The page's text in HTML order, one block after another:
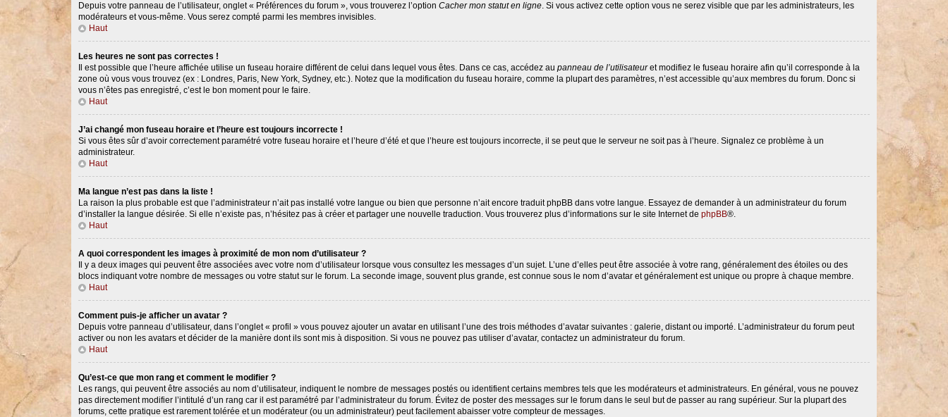
Depuis votre panneau de l’utilisateur, onglet « Préférences du forum », vous trouverez l’option Cacher mon statut en ligne. Si vous activez cette option vous ne serez visible que par les administrateurs, les
modérateurs et vous-même. Vous serez compté parmi les membres invisibles.
Haut
Les heures ne sont pas correctes !
Il est possible que l’heure affichée utilise un fuseau horaire différent de celui dans lequel vous êtes. Dans ce cas, accédez au panneau de l’utilisateuret modifiez le fuseau horaire afin qu’il corresponde à la
zone où vous vous trouvez (ex : Londres, Paris, New York, Sydney, etc.). Notez que la modification du fuseau horaire, comme la plupart des paramètres, n’est accessible qu’aux membres du forum. Donc si
vous n’êtes pas enregistré, c’est le bon moment pour le faire.
Haut
J’ai changé mon fuseau horaire et l’heure est toujours incorrecte !
Si vous êtes sûr d’avoir correctement paramétré votre fuseau horaire et l’heure d’été et que l’heure est toujours incorrecte, il se peut que le serveur ne soit pas à l’heure. Signalez ce problème à un
administrateur.
Haut
Ma langue n’est pas dans la liste !
La raison la plus probable est que l’administrateur n’ait pas installé votre langue ou bien que personne n’ait encore traduit phpBB dans votre langue. Essayez de demander à un administrateur du forum
d’installer la langue désirée. Si elle n’existe pas, n’hésitez pas à créer et partager une nouvelle traduction. Vous trouverez plus d’informations sur le site Internet de phpBB®.
Haut
A quoi correspondent les images à proximité de mon nom d’utilisateur ?
Il y a deux images qui peuvent être associées avec votre nom d’utilisateur lorsque vous consultez les messages d’un sujet. L’une d’elles peut être associée à votre rang, généralement des étoiles ou des
blocs indiquant votre nombre de messages ou votre statut sur le forum. La seconde image, souvent plus grande, est connue sous le nom d’avatar et généralement est unique ou propre à chaque membre.
Haut
Comment puis-je afficher un avatar ?
Depuis votre panneau d’utilisateur, dans l’onglet « profil » vous pouvez ajouter un avatar en utilisant l’une des trois méthodes d’avatar suivantes : galerie, distant ou importé. L’administrateur du forum peut
activer ou non les avatars et décider de la manière dont ils sont mis à disposition. Si vous ne pouvez pas utiliser d’avatar, contactez un administrateur du forum.
Haut
Qu’est-ce que mon rang et comment le modifier ?
Les rangs, qui peuvent être associés au nom d’utilisateur, indiquent le nombre de messages postés ou identifient certains membres tels que les modérateurs et administrateurs. En général, vous ne pouvez
pas directement modifier l’intitulé d’un rang car il est paramétré par l’administrateur du forum. Évitez de poster des messages sur le forum dans le seul but de passer au rang supérieur. Sur la plupart des
forums, cette pratique est rarement tolérée et un modérateur (ou un administrateur) peut facilement abaisser votre compteur de messages.